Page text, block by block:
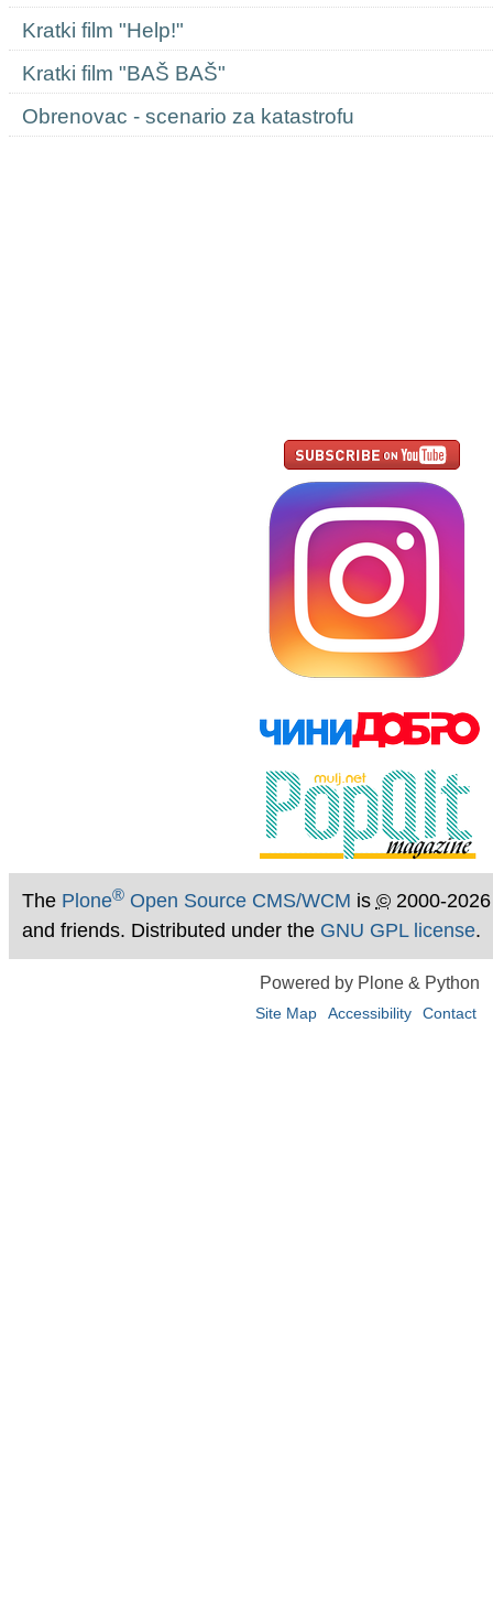
Kratki film "Help!"
Kratki film "BAŠ BAŠ"
Obrenovac - scenario za katastrofu
The Plone®Open Source CMS/WCM is ©2000-
and friends. Distributed under the GNU GPL license.
Powered by Plone & Python
Site Map Accessibility Contact